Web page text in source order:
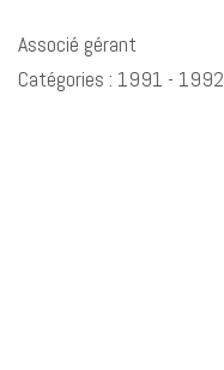
Associé gérant
Catégories : 1991 - 1992